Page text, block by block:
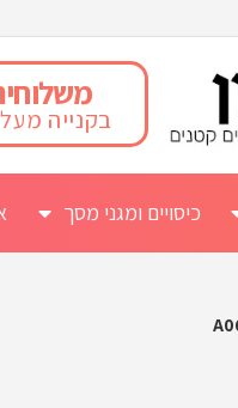
בקנייה מעל 199 ש"ח
כיסויים ומגני מסך